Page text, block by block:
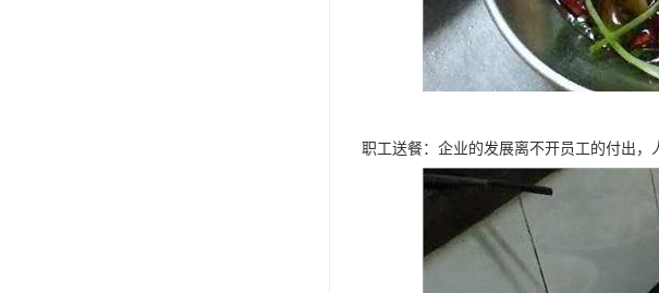
职工送餐：企业的发展离不开员工的付出，